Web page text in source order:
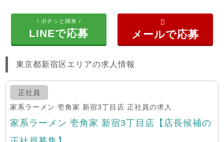
\ ポチッと簡単 /
LINEで応募
東京都新宿区エリアの求人情報
正社員
家系ラーメン 壱角家 新宿3丁目店 正社員の求人
家系ラーメン 壱角家 新宿3丁目店【店長候補の